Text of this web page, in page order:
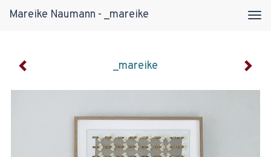
Mareike Naumann - _mareike
_mareike